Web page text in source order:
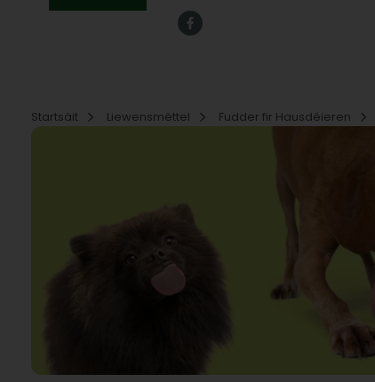
Startsäit Liewensmëttel Fudder fir Hausdéieren